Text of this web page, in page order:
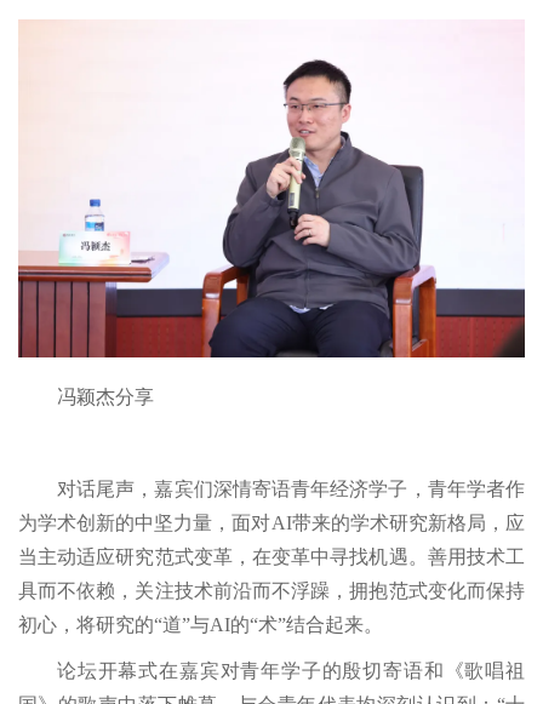
冯颖杰分享
对话尾声，嘉宾们深情寄语青年经济学子，青年学者作
为学术创新的中坚力量，面对AI带来的学术研究新格局，应
当主动适应研究范式变革，在变革中寻找机遇。善用技术工
具而不依赖，关注技术前沿而不浮躁，拥抱范式变化而保持
初心，将研究的“道”与AI的“术”结合起来。
论坛开幕式在嘉宾对青年学子的殷切寄语和《歌唱祖